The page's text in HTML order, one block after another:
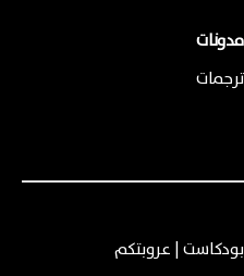
مدونات
ترجمات
بودكاست | عروبتكم